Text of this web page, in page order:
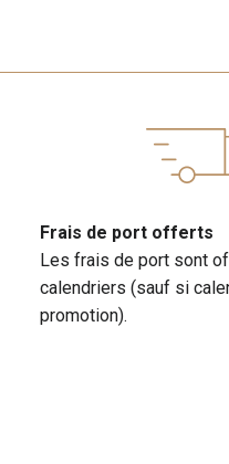
Frais de port offerts
Les frais de port sont
calendriers (sauf si
promotion).